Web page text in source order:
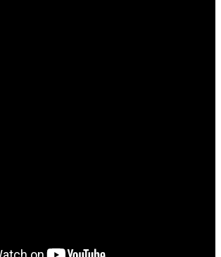
佛經過了很久很久如何又如何，才獲得